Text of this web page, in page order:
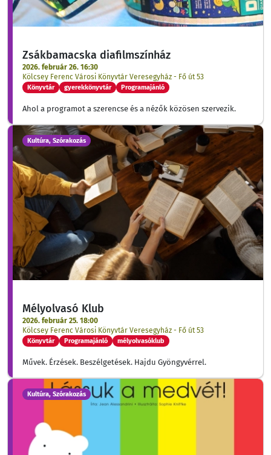
Zsákbamacska diafilmszínház
2026. február 26. 16:30
Kölcsey Ferenc Városi Könyvtár Veresegyház - Fő út 53
Könyvtár gyerekkönyvtár Programajánló
Ahol a programot a szerencse és a nézők közösen szervezik.
Kultúra, Szórakozás
Mélyolvasó Klub
2026. február 25. 18:00
Kölcsey Ferenc Városi Könyvtár Veresegyház - Fő út 53
Könyvtár Programajánló mélyolvasóklub
Művek. Érzések. Beszélgetések. Hajdu Gyöngyvérrel.
Kultúra, Szórakozás